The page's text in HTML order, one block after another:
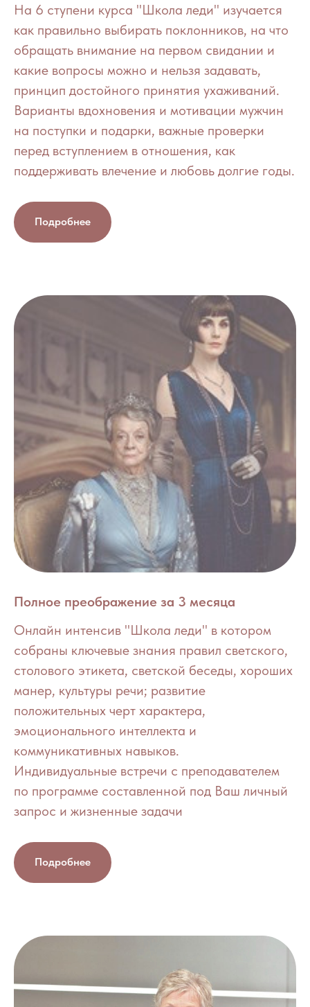
На 6 ступени курса "Школа леди" изучается
как правильно выбирать поклонников, на что
обращать внимание на первом свидании и
какие вопросы можно и нельзя задавать,
принцип достойного принятия ухаживаний.
Варианты вдохновения и мотивации мужчин
на поступки и подарки, важные проверки
перед вступлением в отношения, как
поддерживать влечение и любовь долгие годы.
Подробнее
Полное преображение за 3 месяца
Онлайн интенсив "Школа леди" в котором
собраны ключевые знания правил светского,
столового этикета, светской беседы, хороших
манер, культуры речи; развитие
положительных черт характера,
эмоционального интеллекта и
коммуникативных навыков.
Индивидуальные встречи с преподавателем
по программе составленной под Ваш личный
запрос и жизненные задачи
Подробнее